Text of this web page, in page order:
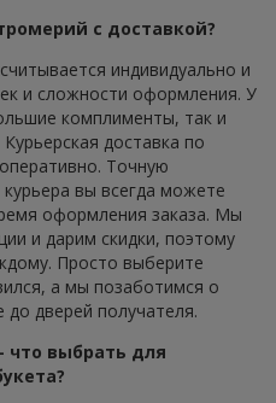
с доставкой?
индивидуально и
и сложности оформления. У
комплименты, так и
доставка по
Точную
вы всегда можете
оформления заказа. Мы
и дарим скидки, поэтому
Просто выберите
а мы позаботимся о
дверей получателя.
выбрать для